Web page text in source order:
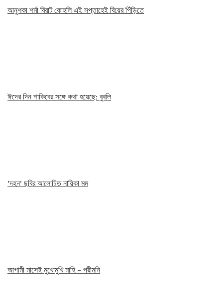
আনুশকা শর্মা বিরাট কোহলি এই সপ্তাহেই বিয়ের পিঁড়িতে
ঈদের দিন শাকিবের সঙ্গে কথা হয়েছে: বুবলি
‘দহন’ ছবির আলোচিত নায়িকা মম
আগামী মাসেই মুখোমুখি মাহি – পরীমনি